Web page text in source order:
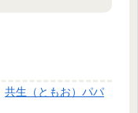
共生（ともお）パパ